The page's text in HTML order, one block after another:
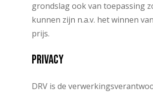
grondslag ook van toepassing
kunnen zijn n.a.v. het winnen
prijs.
PRIVACY
DRV is de